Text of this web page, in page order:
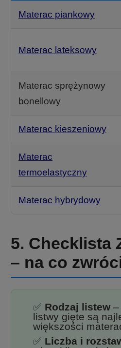
Materac piankowy
Materac lateksowy
Materac sprężynowy
bonellowy
Materac kieszeniowy
Materac
termoelastyczny
Materac hybrydowy
5. Checklista
– na co
✅ Rodzaj listew–
listwy gięte są
większości
✅ Liczba i